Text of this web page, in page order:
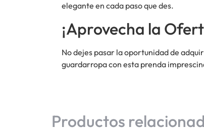
elegante en cada paso que des.
¡Aprovecha la
No dejes pasar la oportunidad de
guardarropa con esta prenda
Productos